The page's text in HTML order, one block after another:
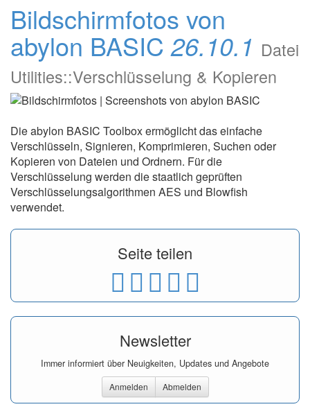
Bildschirmfotos von
abylon BASIC 26.10.1 Datei
Utilities::Verschlüsselung & Kopieren
Die abylon BASIC Toolbox ermöglicht das einfache
Verschlüsseln, Signieren, Komprimieren, Suchen oder
Kopieren von Dateien und Ordnern. Für die
Verschlüsselung werden die staatlich geprüften
Verschlüsselungsalgorithmen AES und Blowfish
verwendet.
Seite teilen
Newsletter
Immer informiert über Neuigkeiten, Updates und Angebote
Anmelden Abmelden